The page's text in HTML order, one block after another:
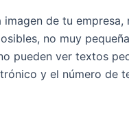
de tu empresa,
no muy
pueden ver textos
y el número de